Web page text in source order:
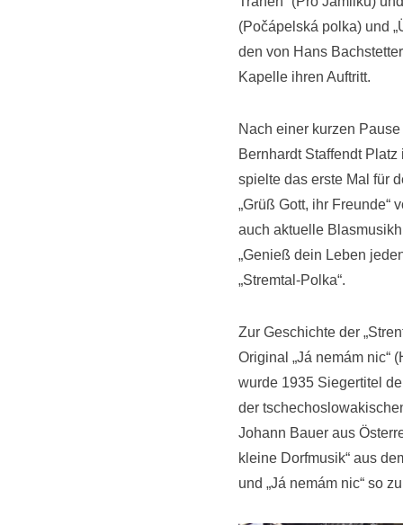
(Počápelská polka) und
den von Hans
Kapelle ihren Auftritt.
Nach einer kurzen
Bernhardt Staffendt
spielte das erste Mal für
„Grüß Gott, ihr Freunde“
auch aktuelle
„Genieß dein Leben
„Stremtal-Polka“.
Zur Geschichte der
Original „Já nemám nic“
wurde 1935 Siegertitel
der
Johann Bauer aus
kleine Dorfmusik“ aus
und „Já nemám nic“ so